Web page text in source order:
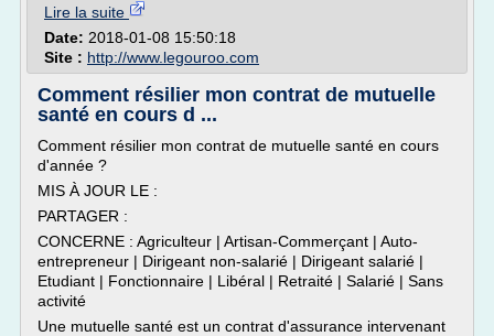
Lire la suite
Date: 2018-01-08 15:50:18
Site : http://www.legouroo.com
Comment résilier mon contrat de mutuelle
santé en cours d ...
Comment résilier mon contrat de mutuelle santé en cours
d'année ?
MIS À JOUR LE :
PARTAGER :
CONCERNE : Agriculteur | Artisan-Commerçant | Auto-
entrepreneur | Dirigeant non-salarié | Dirigeant salarié |
Etudiant | Fonctionnaire | Libéral | Retraité | Salarié | Sans
activité
Une mutuelle santé est un contrat d'assurance intervenant